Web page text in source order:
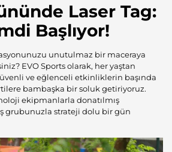
Laser Tag:
Başlıyor!
unutulmaz bir maceraya
EVO Sports olarak, her yaştan
ve eğlenceli etkinliklerin başında
bambaşka bir soluk getiriyoruz.
ekipmanlarla donatılmış
grubunuzla strateji dolu bir gün